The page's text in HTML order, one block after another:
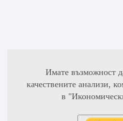
Имате възможност
качествените анализи,
в